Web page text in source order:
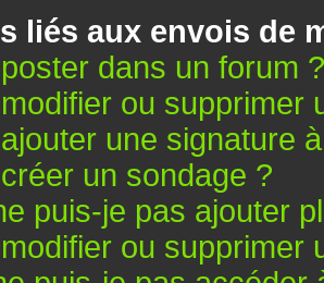
liés aux envois de
dans un forum ?
ou supprimer
une signature
un sondage ?
puis-je pas ajouter
ou supprimer